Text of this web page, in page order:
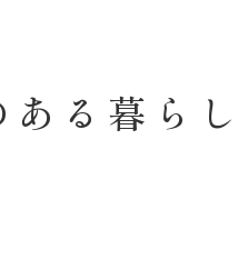
る暮らし